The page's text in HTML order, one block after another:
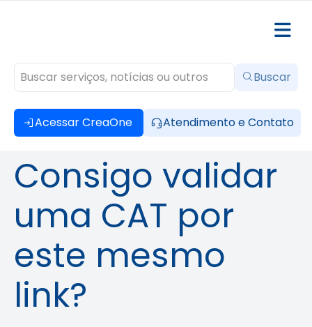
Acessar CreaOne Atendimento e Contato
Buscar
Consigo validar
uma CAT por
este mesmo
link?